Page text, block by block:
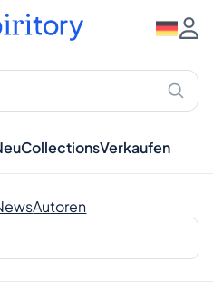
CollectionsVerkaufen
Autoren